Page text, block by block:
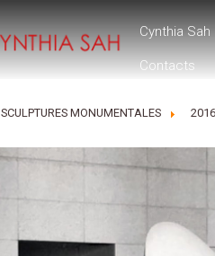
Cynthia Sah
Contacts
SCULPTURES MONUMENTALES